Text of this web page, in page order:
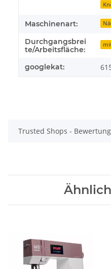
Maschinenart:
Durchgangsbrei
te/Arbeitsfläche:
googlekat:
Trusted Shops -